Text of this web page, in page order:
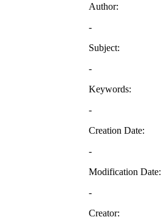
Author:
-
Subject:
-
Keywords:
-
Creation Date:
-
Modification Date:
-
Creator: